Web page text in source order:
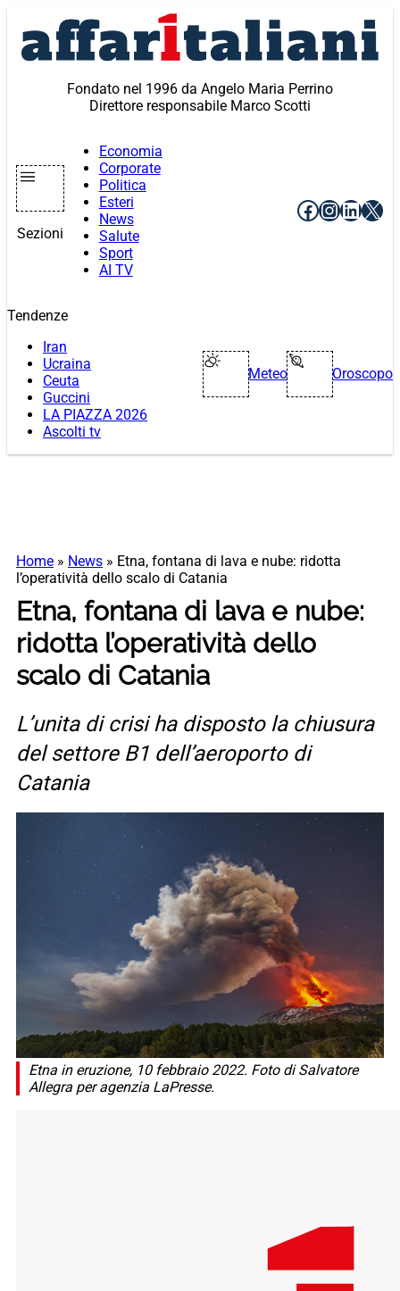
contenuto
Fondato nel 1996 da Angelo Maria Perrino
Direttore responsabile Marco Scotti
Sezioni
Economia
Corporate
Politica
Esteri
News
Salute
Sport
AI TV
Facebook
X
Tendenze
Iran
Ucraina
Ceuta
Guccini
LA PIAZZA 2026
Ascolti tv
Meteo Oroscopo
Home » News » Etna, fontana di lava e nube: ridotta
l’operatività dello scalo di Catania
Etna, fontana di lava e nube:
ridotta l’operatività dello
scalo di Catania
L’unita di crisi ha disposto la chiusura
del settore B1 dell’aeroporto di
Catania
Etna in eruzione, 10 febbraio 2022. Foto di Salvatore
Allegra per agenzia LaPresse.